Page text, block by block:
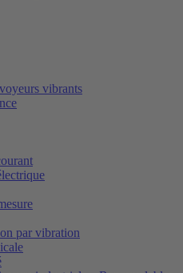
vibrants
par vibration